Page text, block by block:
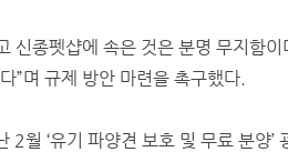
신종펫샵에 속은 것은 분명 무지함
”며 규제 방안 마련을 촉구했다.
2월 ‘유기 파양견 보호 및 무료 분양